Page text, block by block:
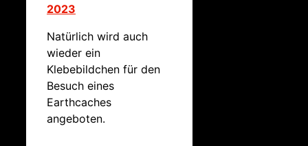
2023
Natürlich wird auch
wieder ein
Klebebildchen für den
Besuch eines
Earthcaches
angeboten.